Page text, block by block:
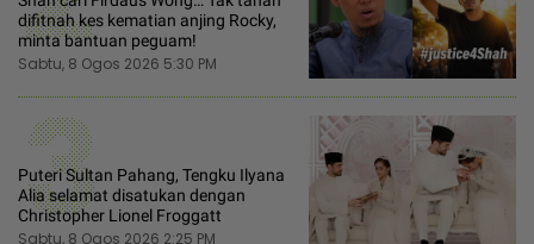
difitnah kes kematian anjing Rocky,
minta bantuan peguam!
Sabtu, 8 Ogos 2026 5:30 PM
3
Puteri Sultan Pahang, Tengku Ilyana
Alia selamat disatukan dengan
Christopher Lionel Froggatt
Sabtu, 8 Ogos 2026 2:25 PM